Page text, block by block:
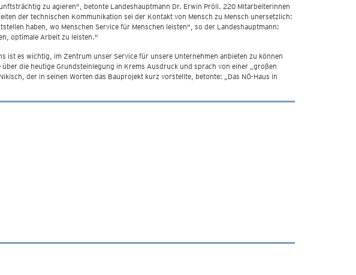
zu agieren", betonte Landeshauptmann Dr. Erwin Pröll. 220 Mitarbeiterinnen
der technischen Kommunikation sei der Kontakt von Mensch zu Mensch unersetzlich:
haben, wo Menschen Service für Menschen leisten", so der Landeshauptmann:
optimale Arbeit zu leisten."
es wichtig, im Zentrum unser Service für unsere Unternehmen anbieten zu können
die heutige Grundsteinlegung in Krems Ausdruck und sprach von einer „großen
der in seinen Worten das Bauprojekt kurz vorstellte, betonte: „Das NÖ-Haus in